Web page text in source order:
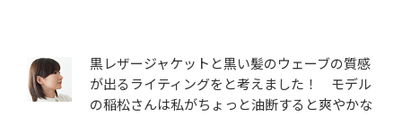
黒レザージャケットと黒い髪のウェーブの質感
が出るライティングをと考えました！ モデル
の稲松さんは私がちょっと油断すると爽やかな